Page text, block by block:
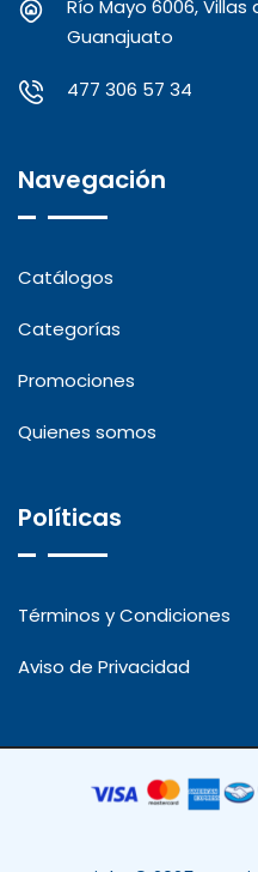
Río Mayo 6006,
Guanajuato
477 306 57 34
Navegación
Catálogos
Categorías
Promociones
Quienes somos
Políticas
Términos y Condiciones
Aviso de Privacidad